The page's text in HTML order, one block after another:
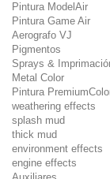
Pintura ModelAir
Pintura Game Air
Aerografo VJ
Pigmentos
Sprays &
Metal Color
Pintura
weathering effects
splash mud
thick mud
environment effects
engine effects